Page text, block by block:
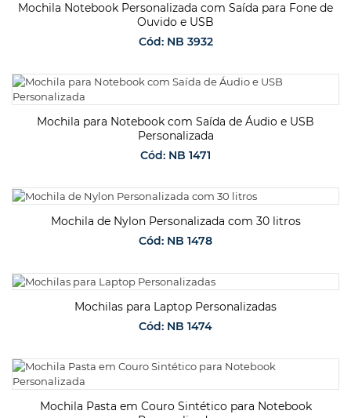
Mochila Notebook Personalizada com Saída para Fone de
Ouvido e USB
Cód: NB 3932
SOLICITAR ORÇAMENTO
Mochila para Notebook com Saída de Áudio e USB
Personalizada
Cód: NB 1471
SOLICITAR ORÇAMENTO
Mochila de Nylon Personalizada com 30 litros
Cód: NB 1478
SOLICITAR ORÇAMENTO
Mochilas para Laptop Personalizadas
Cód: NB 1474
SOLICITAR ORÇAMENTO
Mochila Pasta em Couro Sintético para Notebook